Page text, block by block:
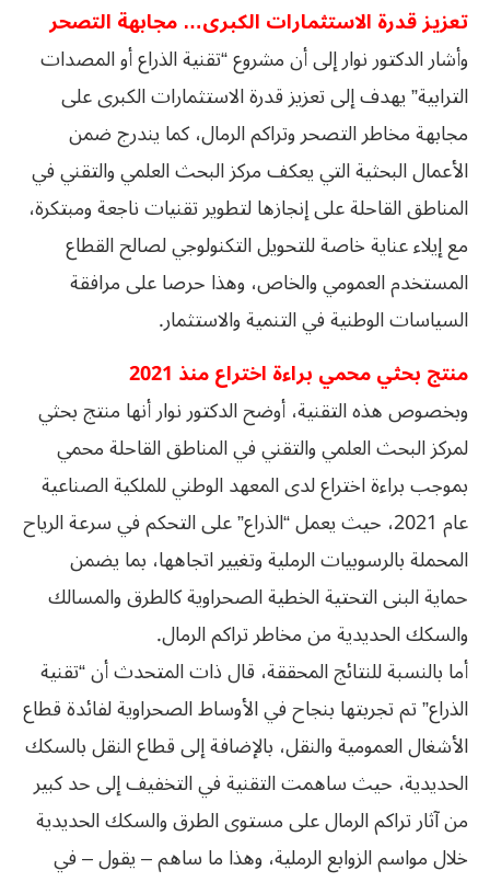
تعزيز قدرة الاستثمارات الكبرى… مجابهة التصحر
وأشار الدكتور نوار إلى أن مشروع “تقنية الذراع أو المصدات
الترابية” يهدف إلى تعزيز قدرة الاستثمارات الكبرى على
مجابهة مخاطر التصحر وتراكم الرمال، كما يندرج ضمن
الأعمال البحثية التي يعكف مركز البحث العلمي والتقني في
المناطق القاحلة على إنجازها لتطوير تقنيات ناجعة ومبتكرة،
مع إيلاء عناية خاصة للتحويل التكنولوجي لصالح القطاع
المستخدم العمومي والخاص، وهذا حرصا على مرافقة
السياسات الوطنية في التنمية والاستثمار.
منتج بحثي محمي براءة اختراع منذ 2021
وبخصوص هذه التقنية، أوضح الدكتور نوار أنها منتج بحثي
لمركز البحث العلمي والتقني في المناطق القاحلة محمي
بموجب براءة اختراع لدى المعهد الوطني للملكية الصناعية
عام 2021، حيث يعمل “الذراع” على التحكم في سرعة الرياح
المحملة بالرسوبيات الرملية وتغيير اتجاهها، بما يضمن
حماية البنى التحتية الخطية الصحراوية كالطرق والمسالك
والسكك الحديدية من مخاطر تراكم الرمال.
أما بالنسبة للنتائج المحققة، قال ذات المتحدث أن “تقنية
الذراع” تم تجربتها بنجاح في الأوساط الصحراوية لفائدة قطاع
الأشغال العمومية والنقل، بالإضافة إلى قطاع النقل بالسكك
الحديدية، حيث ساهمت التقنية في التخفيف إلى حد كبير
من آثار تراكم الرمال على مستوى الطرق والسكك الحديدية
خلال مواسم الزوابع الرملية، وهذا ما ساهم – يقول – في